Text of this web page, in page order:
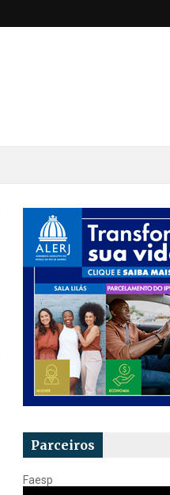
Parceiros
Faesp